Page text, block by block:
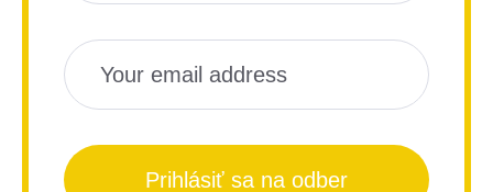
Prihlásiť sa na odber